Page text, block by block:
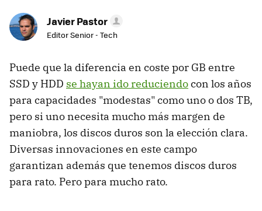
Javier Pastor
Editor Senior - Tech
Puede que la diferencia en coste por GB entre
SSD y HDD se hayan ido reduciendocon los años
para capacidades "modestas" como uno o dos TB,
pero si uno necesita mucho más margen de
maniobra, los discos duros son la elección clara.
Diversas innovaciones en este campo
garantizan además que tenemos discos duros
para rato. Pero para mucho rato.